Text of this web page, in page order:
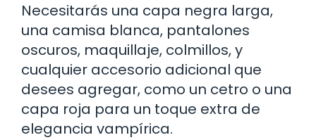
Necesitarás una capa negra larga,
una camisa blanca, pantalones
oscuros, maquillaje, colmillos, y
cualquier accesorio adicional que
desees agregar, como un cetro o una
capa roja para un toque extra de
elegancia vampírica.